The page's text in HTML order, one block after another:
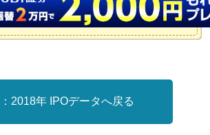
2018年 IPOデータへ戻る